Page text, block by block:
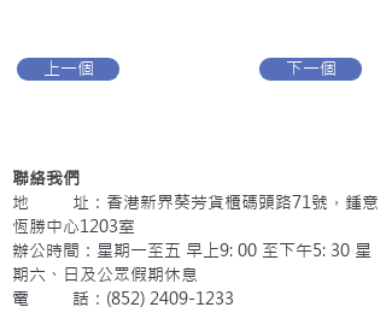
上一個 下一個
聯絡我們
地 址：香港新界葵芳貨櫃碼頭路71號，鍾意
恆勝中心1203室
辦公時間：星期一至五 早上9: 00 至下午5: 30 星
期六、日及公眾假期休息
電 話：(852) 2409-1233